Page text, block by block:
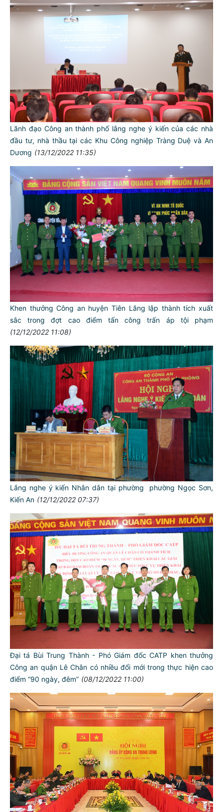
Lãnh đạo Công an thành phố lắng nghe ý kiến của các nhà
đầu tư, nhà thầu tại các Khu Công nghiệp Tràng Duệ và An
Dương (13/12/2022 11:35)
Khen thưởng Công an huyện Tiên Lãng lập thành tích xuất
sắc trong đợt cao điểm tấn công trấn áp tội phạm
(12/12/2022 11:08)
Lắng nghe ý kiến Nhân dân tại phường phường Ngọc Sơn,
Kiến An (12/12/2022 07:37)
Đại tá Bùi Trung Thành - Phó Giám đốc CATP khen thưởng
Công an quận Lê Chân có nhiều đổi mới trong thực hiện cao
điểm “90 ngày, đêm” (08/12/2022 11:00)
NGƯỜI CÔNG AN CÁCH MỆNH LÀ:
Đối với tự mình, phải
CẦN, KIỆM, LIÊM, CHÍNH
Đối với đồng sự, phải
THÂN ÁI GIÚP ĐỠ
Đối với chính phủ, phải
TUYỆT ĐỐI TRUNG THÀNH